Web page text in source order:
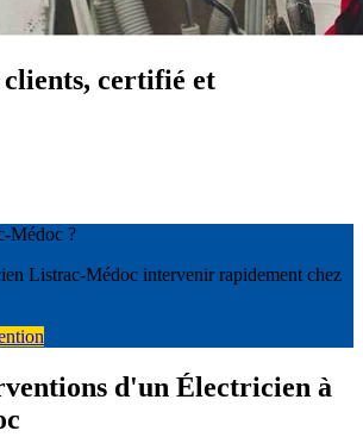
certifié et
Médoc ?
Listrac-Médoc intervenir rapidement chez
d'un Électricien à